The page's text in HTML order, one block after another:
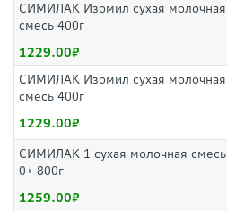
СИМИЛАК Изомил сухая молочная
смесь 400г
1229.00
СИМИЛАК Изомил сухая молочная
смесь 400г
1229.00
СИМИЛАК 1 сухая молочная смесь
0+ 800г
1259.00